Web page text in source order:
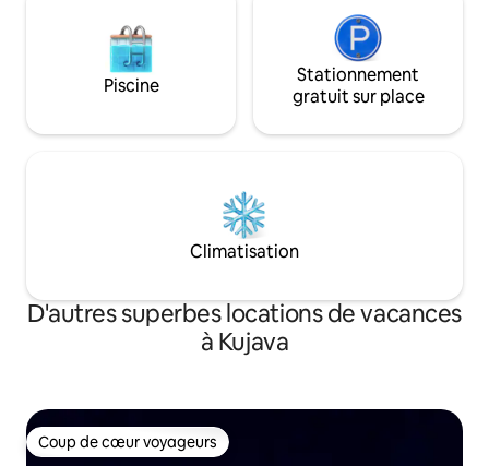
Piscine
Stationnement
gratuit sur place
Climatisation
D'autres superbes locations de vacances
à Kujava
Coup de cœur voyageurs
Coup de cœur voyageurs